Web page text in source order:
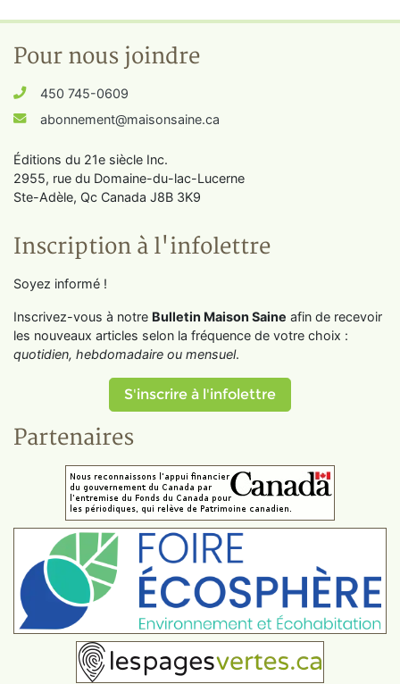
Pour nous joindre
450 745-0609
abonnement@maisonsaine.ca
Éditions du 21e siècle Inc.
2955, rue du Domaine-du-lac-Lucerne
Ste-Adèle, Qc Canada J8B 3K9
Inscription à l'infolettre
Soyez informé !
Inscrivez-vous à notre Bulletin Maison Saine afin de recevoir
les nouveaux articles selon la fréquence de votre choix :
quotidien, hebdomadaire ou mensuel.
S'inscrire à l'infolettre
Partenaires